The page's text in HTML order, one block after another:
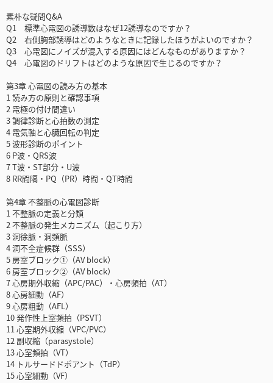
素朴な疑問Q&A
Q1 標準心電図の誘導数はなぜ12誘導なのですか？
Q2 右側胸部誘導はどのようなときに記録したほうがよいのですか？
Q3 心電図にノイズが混入する原因にはどんなものがありますか？
Q4 心電図のドリフトはどのような原因で生じるのですか？
第3章 心電図の読み方の基本
1 読み方の原則と確認事項
2 電極の付け間違い
3 調律診断と心拍数の測定
4 電気軸と心臓回転の判定
5 波形診断のポイント
6 P波・QRS波
7 T波・ST部分・U波
8 RR間隔・PQ（PR）時間・QT時間
第4章 不整脈の心電図診断
1 不整脈の定義と分類
2 不整脈の発生メカニズム（起こり方）
3 洞徐脈・洞頻脈
4 洞不全症候群（SSS）
5 房室ブロック①（AV block）
6 房室ブロック②（AV block）
7 心房期外収縮（APC/PAC）・心房頻拍（AT）
8 心房細動（AF）
9 心房粗動（AFL）
10 発作性上室頻拍（PSVT）
11 心室期外収縮（VPC/PVC）
12 副収縮（parasystole）
13 心室頻拍（VT）
14 トルサードドポアント（TdP）
15 心室細動（VF）